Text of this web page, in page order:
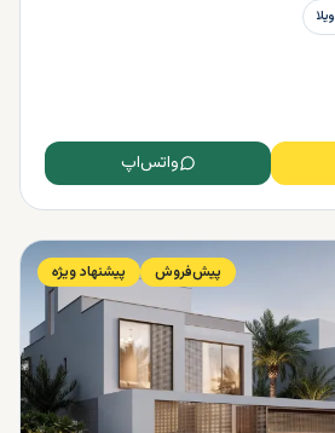
ویلا
واتس‌اپ
پیش‌فروش پیشنهاد ویژه